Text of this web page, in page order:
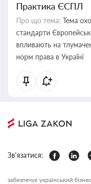
Практика ЄСПЛ
Про що тема: Тема
стандарти
впливають на
норм права в Україні
Зв'язатися:
забезпечує український бізнес